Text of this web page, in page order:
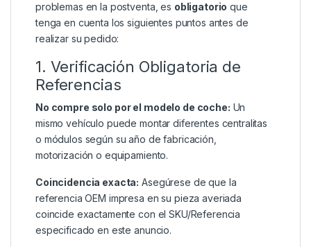
problemas en la postventa, es obligatorio que
tenga en cuenta los siguientes puntos antes de
realizar su pedido:
1. Verificación Obligatoria de
Referencias
No compre solo por el modelo de coche: Un
mismo vehículo puede montar diferentes centralitas
o módulos según su año de fabricación,
motorización o equipamiento.
Coincidencia exacta: Asegúrese de que la
referencia OEM impresa en su pieza averiada
coincide exactamente con el SKU/Referencia
especificado en este anuncio.